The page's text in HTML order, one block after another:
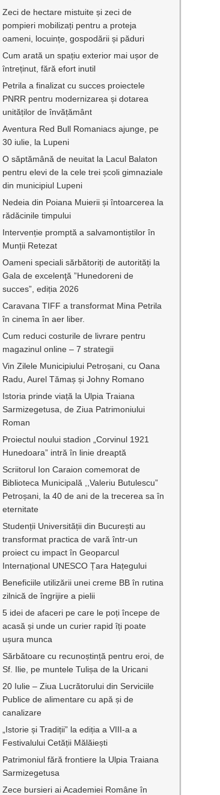
Zeci de hectare mistuite și zeci de
pompieri mobilizați pentru a proteja
oameni, locuințe, gospodării și păduri
Cum arată un spațiu exterior mai ușor de
întreținut, fără efort inutil
Petrila a finalizat cu succes proiectele
PNRR pentru modernizarea și dotarea
unităților de învățământ
Aventura Red Bull Romaniacs ajunge, pe
30 iulie, la Lupeni
O săptămână de neuitat la Lacul Balaton
pentru elevi de la cele trei școli gimnaziale
din municipiul Lupeni
Nedeia din Poiana Muierii și întoarcerea la
rădăcinile timpului
Intervenție promptă a salvamontiștilor în
Munții Retezat
Oameni speciali sărbătoriți de autorități la
Gala de excelenţă ”Hunedoreni de
succes”, ediția 2026
Caravana TIFF a transformat Mina Petrila
în cinema în aer liber.
Cum reduci costurile de livrare pentru
magazinul online – 7 strategii
Vin Zilele Municipiului Petroșani, cu Oana
Radu, Aurel Tămaș și Johny Romano
Istoria prinde viață la Ulpia Traiana
Sarmizegetusa, de Ziua Patrimoniului
Roman
Proiectul noului stadion „Corvinul 1921
Hunedoara” intră în linie dreaptă
Scriitorul Ion Caraion comemorat de
Biblioteca Municipală ,,Valeriu Butulescu”
Petroșani, la 40 de ani de la trecerea sa în
eternitate
Studenții Universității din București au
transformat practica de vară într-un
proiect cu impact în Geoparcul
Internațional UNESCO Țara Hațegului
Beneficiile utilizării unei creme BB în rutina
zilnică de îngrijire a pielii
5 idei de afaceri pe care le poți începe de
acasă și unde un curier rapid îți poate
ușura munca
Sărbătoare cu recunoștință pentru eroi, de
Sf. Ilie, pe muntele Tulișa de la Uricani
20 Iulie – Ziua Lucrătorului din Serviciile
Publice de alimentare cu apă și de
canalizare
„Istorie și Tradiții” la ediția a VIII-a a
Festivalului Cetății Mălăiești
Patrimoniul fără frontiere la Ulpia Traiana
Sarmizegetusa
Zece bursieri ai Academiei Române în